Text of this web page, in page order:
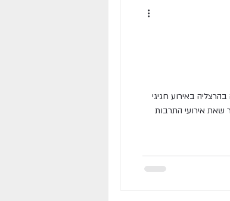
באירוע חגיגי
שאת אירועי התרבות